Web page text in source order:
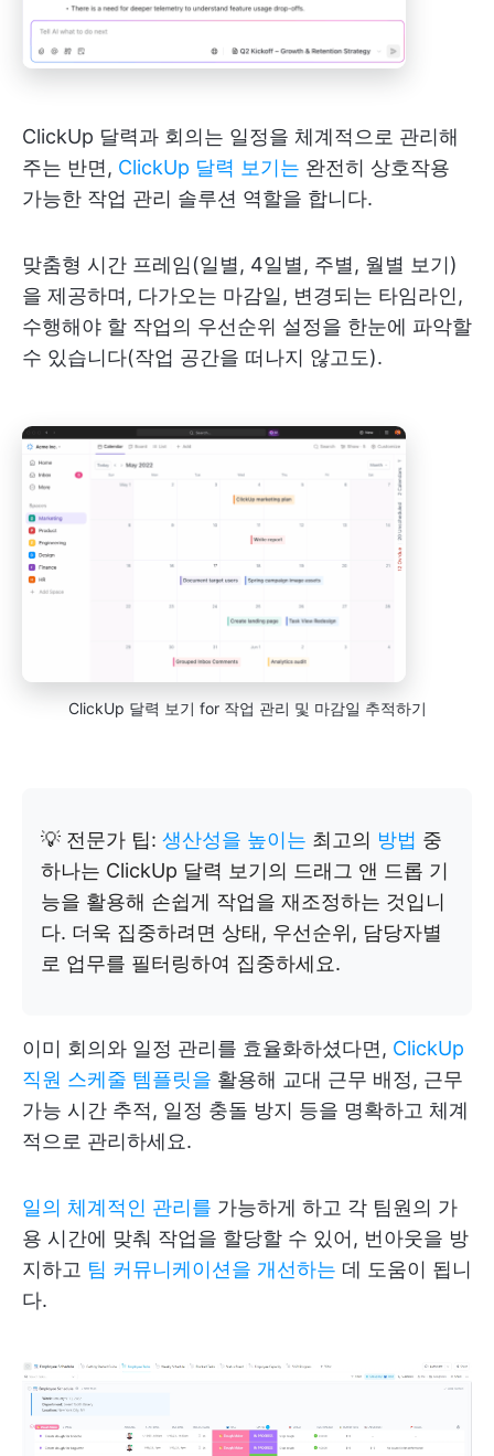
ClickUp 달력과 회의는 일정을 체계적으로 관리해
주는 반면, ClickUp 달력 보기는 완전히 상호작용
가능한 작업 관리 솔루션 역할을 합니다.
맞춤형 시간 프레임(일별, 4일별, 주별, 월별 보기)
을 제공하며, 다가오는 마감일, 변경되는 타임라인,
수행해야 할 작업의 우선순위 설정을 한눈에 파악할
수 있습니다(작업 공간을 떠나지 않고도).
ClickUp 달력 보기 for 작업 관리 및 마감일 추적하기
💡 전문가 팁: 생산성을 높이는 최고의 방법 중
하나는 ClickUp 달력 보기의 드래그 앤 드롭 기
능을 활용해 손쉽게 작업을 재조정하는 것입니
다. 더욱 집중하려면 상태, 우선순위, 담당자별
로 업무를 필터링하여 집중하세요.
이미 회의와 일정 관리를 효율화하셨다면, ClickUp
직원 스케줄 템플릿을 활용해 교대 근무 배정, 근무
가능 시간 추적, 일정 충돌 방지 등을 명확하고 체계
적으로 관리하세요.
일의 체계적인 관리를 가능하게 하고 각 팀원의 가
용 시간에 맞춰 작업을 할당할 수 있어, 번아웃을 방
지하고 팀 커뮤니케이션을 개선하는 데 도움이 됩니
다.